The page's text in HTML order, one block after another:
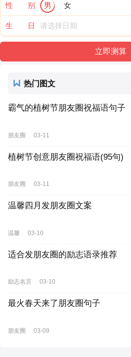
性 别 男 女
生 日
热门图文
霸气的植树节朋友圈祝福语句子
朋友圈 03-11
植树节创意朋友圈祝福语(95句)
朋友圈 03-11
温馨四月发朋友圈文案
温馨 03-10
适合发朋友圈的励志语录推荐
励志名言 03-10
最火春天来了朋友圈句子
朋友圈 03-09